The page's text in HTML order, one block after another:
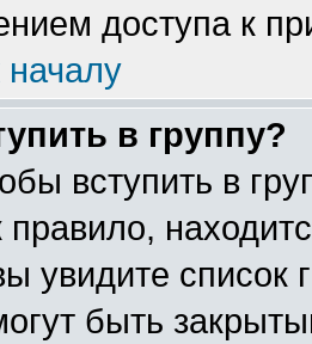
доступа к
началу
в группу?
вступить в
правило,
увидите список
быть